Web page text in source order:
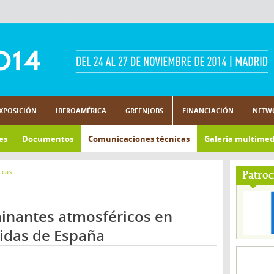
IBEROAMÉRICA GREENJOBS FINANCIACIÓN
Documentos Comunicaciones técnicas Galería
atmosféricos en
de España